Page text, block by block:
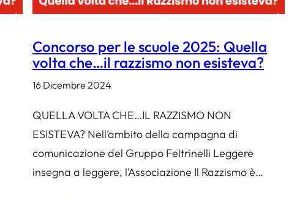
Concorso per le scuole 2025: Quella
volta che…il razzismo non esisteva?
16 Dicembre 2024
QUELLA VOLTA CHE…IL RAZZISMO NON
ESISTEVA? Nell’ambito della campagna di
comunicazione del Gruppo Feltrinelli Leggere
insegna a leggere, l’Associazione Il Razzismo è…